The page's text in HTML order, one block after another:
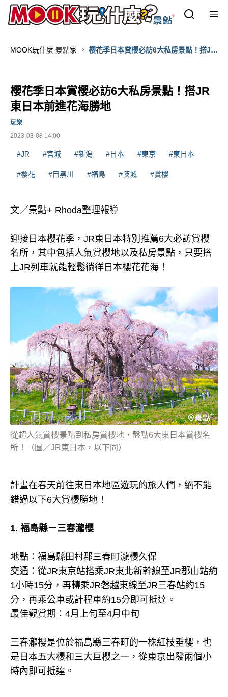
MOOK玩什麼‧景點家
櫻花季日本賞櫻必訪6大私房景點！搭JR
櫻花季日本賞櫻必訪6大私房景點！搭JR
東日本前進花海勝地
2023-03-08 14:00
玩樂
#JR #宮城 #新潟 #日本 #東京 #東日本
#櫻花 #目黑川 #福島 #茨城 #賞櫻
文／景點+ Rhoda整理報導
迎接日本櫻花季，JR東日本特別推薦6大必訪賞櫻
名所，其中包括人氣賞櫻地以及私房景點，只要搭
上JR列車就能輕鬆徜徉日本櫻花花海！
從超人氣賞櫻景點到私房賞櫻地，盤點6大東日本賞櫻名
所！（圖／JR東日本，以下同）
計畫在春天前往東日本地區遊玩的旅人們，絕不能
錯過以下6大賞櫻勝地！
1. 福島縣ー三春瀧櫻
地點：福島縣田村郡三春町瀧櫻久保
交通：從JR東京站搭乘JR東北新幹線至JR郡山站約
1小時15分，再轉乘JR磐越東線至JR三春站約15
分，再乘公車或計程車約15分即可抵達。
最佳觀賞期：4月上旬至4月中旬
三春瀧櫻是位於福島縣三春町的一株紅枝垂櫻，也
是日本五大櫻和三大巨櫻之一，從東京出發兩個小
時內即可抵達。